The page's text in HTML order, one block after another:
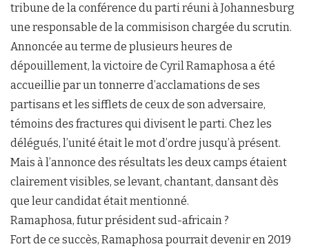
tribune de la conférence du parti réuni à Johannesburg
une responsable de la commisison chargée du scrutin.
Annoncée au terme de plusieurs heures de
dépouillement, la victoire de Cyril Ramaphosa a été
accueillie par un tonnerre d’acclamations de ses
partisans et les sifflets de ceux de son adversaire,
témoins des fractures qui divisent le parti. Chez les
délégués, l’unité était le mot d’ordre jusqu’à présent.
Mais à l’annonce des résultats les deux camps étaient
clairement visibles, se levant, chantant, dansant dès
que leur candidat était mentionné.
Ramaphosa, futur président sud-africain ?
Fort de ce succès, Ramaphosa pourrait devenir en 2019